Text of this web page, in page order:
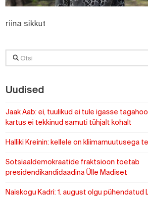
riina sikkut
Otsi
Uudised
Jaak Aab: ei, tuulikud ei tule igasse
kartus ei tekkinud samuti tühjalt kohalt
Halliki Kreinin: kellele on kliimamuutusega
Sotsiaaldemokraatide fraktsioon toetab
presidendikandidaadina Ülle Madiset
Naiskogu Kadri: 1. august olgu pühendatud